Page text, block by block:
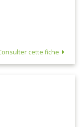
cette fiche